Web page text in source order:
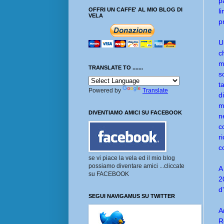
OFFRI UN CAFFE' AL MIO BLOG DI
VELA
TRANSLATE TO .......
Powered by Translate
DIVENTIAMO AMICI SU FACEBOOK
se vi piace la vela ed il mio blog
possiamo diventare amici ...cliccate
su FACEBOOK
SEGUI NAVIGAMUS SU TWITTER